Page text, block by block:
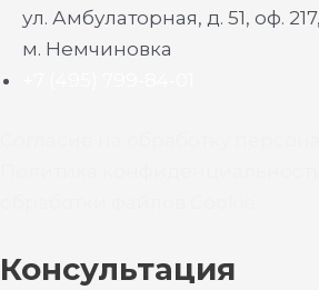
ул. Амбулаторная, д. 51, оф.
м. Немчиновка
Консультация